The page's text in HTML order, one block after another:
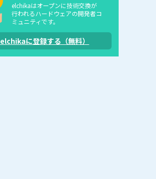
elchikaはオープンに技術交換が
行われるハードウェアの開発者コ
ミュニティです。
elchikaに登録する（無料）